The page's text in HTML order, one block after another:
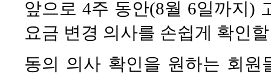
앞으로 4주 동안(8월 6일까지)
요금 변경 의사를 손쉽게 확인
동의 의사 확인을 원하는 회